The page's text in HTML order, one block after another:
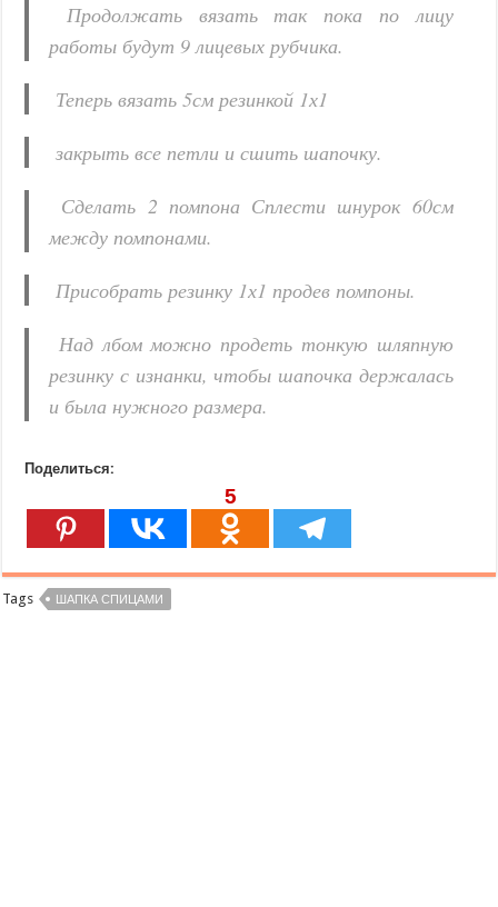
Продолжать вязать так пока по лицу
работы будут 9 лицевых рубчика.
Теперь вязать 5см резинкой 1х1
закрыть все петли и сшить шапочку.
Сделать 2 помпона Сплести шнурок 60см
между помпонами.
Присобрать резинку 1х1 продев помпоны.
Над лбом можно продеть тонкую шляпную
резинку с изнанки, чтобы шапочка держалась
и была нужного размера.
Поделиться:
5
Tags ШАПКА СПИЦАМИ